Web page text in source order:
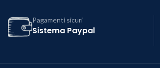
Pagamenti sicuri
Sistema Paypal